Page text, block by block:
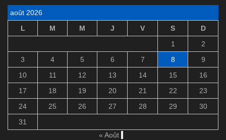
août 2026
L
M M J V S
D
1
2
3
4 5 6 7 8
9
10
11 12 13 14 15
16
17
18 19 20 21 22
23
24
25 26 27 28 29
30
31
« Août